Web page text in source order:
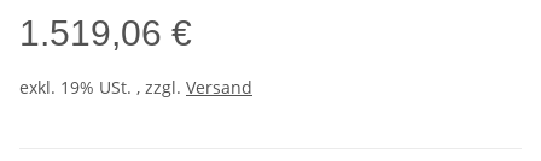
1.519,06 €
exkl. 19% USt. , zzgl. Versand